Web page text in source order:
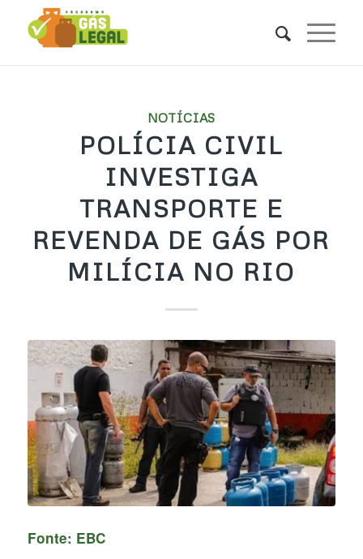
NOTÍCIAS
POLÍCIA CIVIL
INVESTIGA
TRANSPORTE E
REVENDA DE GÁS POR
MILÍCIA NO RIO
Fonte: EBC